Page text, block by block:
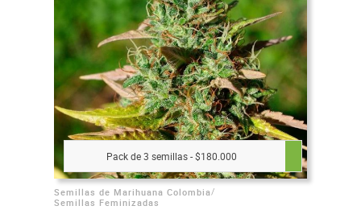
Pack de 3 semillas - $180.000
Semillas de Marihuana Colombia/
Semillas Feminizadas